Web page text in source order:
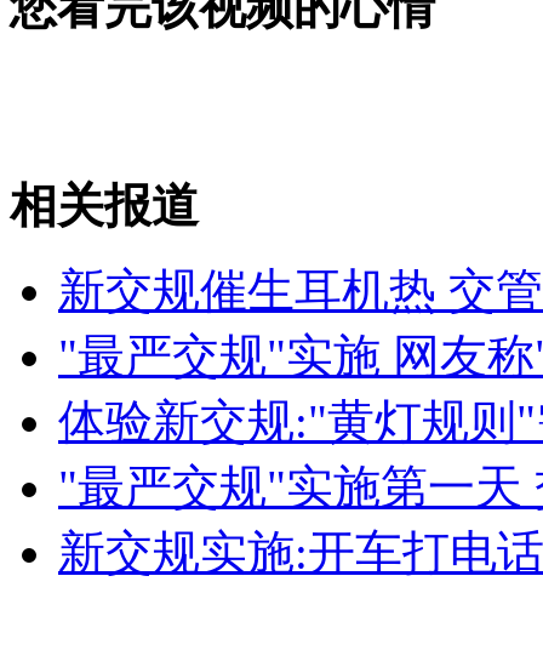
叙利亚一名美国记者在叙被绑架
女孩北京地铁殴打老人 痛下狠手拳打脚踢
无痛分娩是否安全 医生回应
外交部：反对强权政治霸凌主义
相关报道
新交规催生耳机热 交
"最严交规"实施 网友
体验新交规:"黄灯规则
"最严交规"实施第一天
新交规实施:开车打电